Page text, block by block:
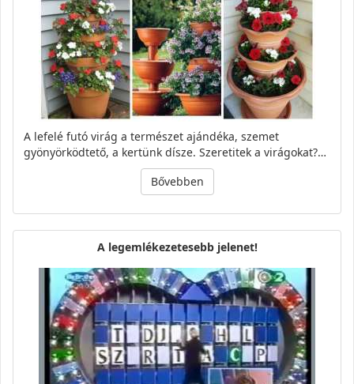
A lefelé futó virág a természet ajándéka, szemet
gyönyörködtető, a kertünk dísze. Szeretitek a virágokat?…
Bővebben
A legemlékezetesebb jelenet!